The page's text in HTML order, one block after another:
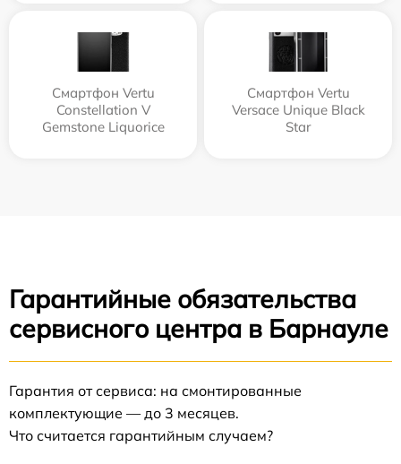
Смартфон Vertu
Constellation V
Gemstone Liquorice
Смартфон Vertu
Versace Unique Black
Star
Гарантийные обязательства
сервисного центра в Барнауле
Гарантия от сервиса: на смонтированные
комплектующие — до 3 месяцев.
Что считается гарантийным случаем?